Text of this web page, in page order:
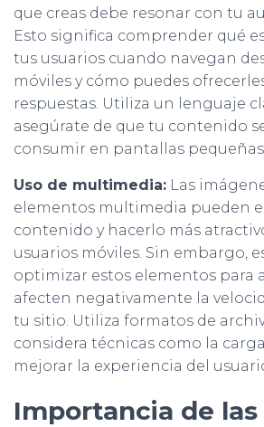
que creas debe resonar con tu
Esto significa comprender qué
tus usuarios cuando navegan
móviles y cómo puedes
respuestas. Utiliza un lenguaje
asegúrate de que tu contenido
consumir en pantallas pequeñas.
Uso de multimedia: Las
elementos multimedia pueden
contenido y hacerlo más
usuarios móviles. Sin embargo,
optimizar estos elementos para
afecten negativamente la
tu sitio. Utiliza formatos de
considera técnicas como la
mejorar la experiencia del
Importancia de